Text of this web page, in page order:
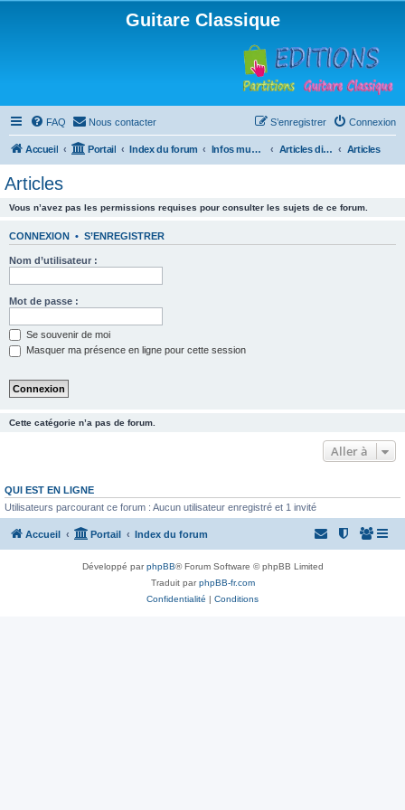
Guitare Classique
FAQ Nous contacter Connexion
S’enregistrer
Accueil Portail Index du forum Infos musicales Articles divers Articles
Articles
Vous n’avez pas les permissions requises pour consulter les sujets de ce forum.
CONNEXION • S’ENREGISTRER
Nom d’utilisateur :
Mot de passe :
Se souvenir de moi
Masquer ma présence en ligne pour cette session
Cette catégorie n’a pas de forum.
Aller à
QUI EST EN LIGNE
Utilisateurs parcourant ce forum : Aucun utilisateur enregistré et 1 invité
Accueil Portail Index du forum
Développé parphpBB® Forum Software © phpBB Limited
Traduit parphpBB-fr.com
Confidentialité | Conditions